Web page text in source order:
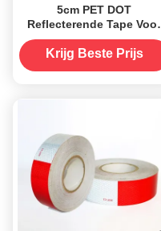
5cm PET DOT
Reflecterende Tape Voor
Trailer Glasparel
Aangepast
Krijg Beste Prijs